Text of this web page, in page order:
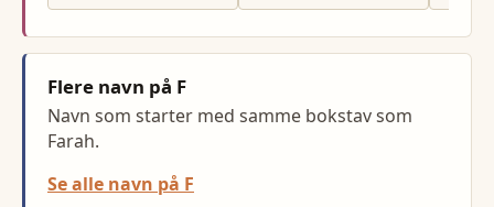
Flere navn på F
Navn som starter med samme bokstav som
Farah.
Se alle navn på F